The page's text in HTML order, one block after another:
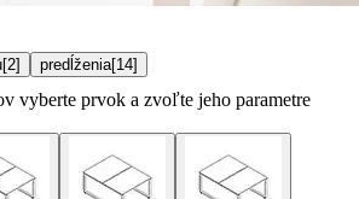
[2] predĺženia[14]
vyberte prvok a zvoľte jeho parametre